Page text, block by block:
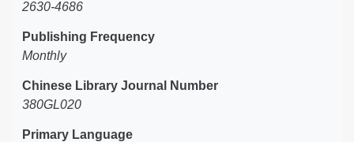
2630-4686
Publishing Frequency
Monthly
Chinese Library Journal Number
380GL020
Primary Language